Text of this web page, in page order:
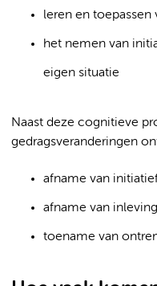
leren en toepassen
het nemen van
eigen situatie
Naast deze cognitieve
gedragsveranderingen
afname van
afname van
toename van